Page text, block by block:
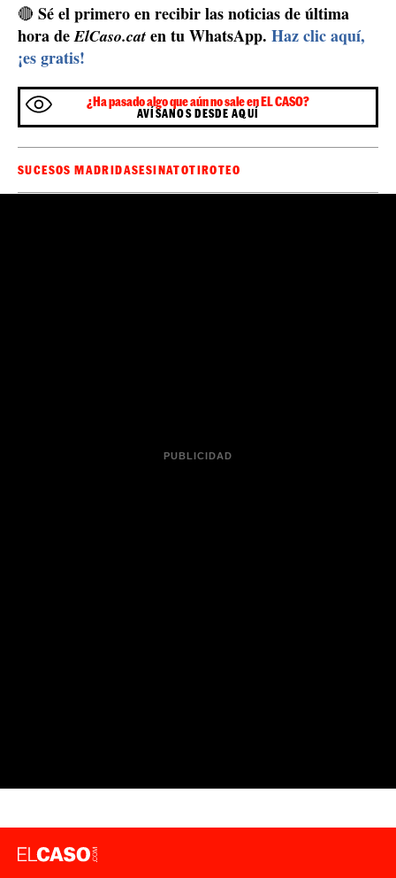
🔴 Sé el primero en recibir las noticias de última
hora deElCaso.cat en tu WhatsApp. Haz clic aquí,
¡es gratis!
¿Ha pasado algo que aún no sale en EL CASO?
AVÍSANOS DESDE AQUÍ
SUCESOS MADRIDASESINATOTIROTEO